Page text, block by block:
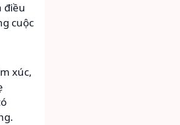
điều
cuộc
xúc,